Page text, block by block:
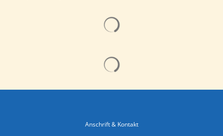
Anschrift & Kontakt